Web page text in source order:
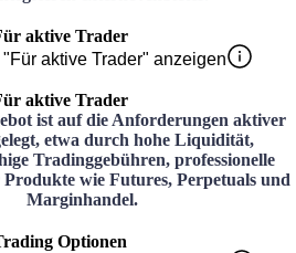
aktive Trader
aktive Trader" anzeigen
aktive Trader
ist auf die Anforderungen aktiver
etwa durch hohe Liquidität,
Tradinggebühren, professionelle
wie Futures, Perpetuals und
Marginhandel.
Optionen